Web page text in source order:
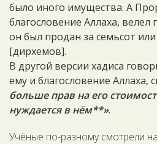
было иного имущества. А
благословение Аллаха, велел
он был продан за семьсот
[дирхемов].
В другой версии хадиса
ему и благословение Аллаха,
больше прав на его
нуждается в нём**».
Учёные по-разному смотрели